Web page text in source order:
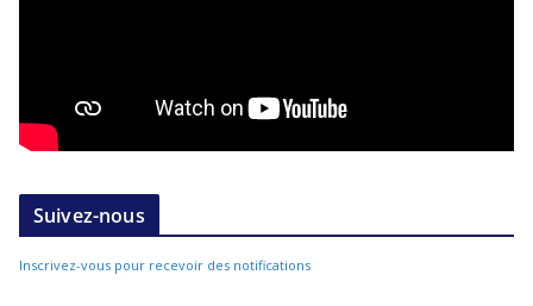
Suivez-nous
Inscrivez-vous pour recevoir des notifications